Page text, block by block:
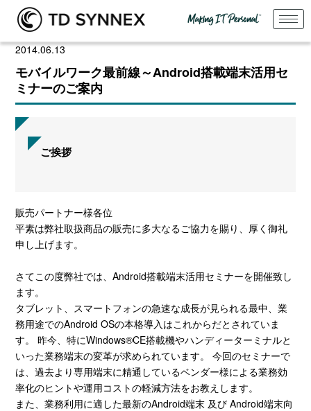
2014.06.13
モバイルワーク最前線～Android搭載端末活用セ
ミナーのご案内
ご挨拶
販売パートナー様各位
平素は弊社取扱商品の販売に多大なるご協力を賜り、厚く御礼
申し上げます。
さてこの度弊社では、Android搭載端末活用セミナーを開催致し
ます。
タブレット、スマートフォンの急速な成長が見られる最中、業
務用途でのAndroid OSの本格導入はこれからだとされていま
す。 昨今、特にWindows®CE搭載機やハンディーターミナルと
いった業務端末の変革が求められています。 今回のセミナーで
は、過去より専用端末に精通しているベンダー様による業務効
率化のヒントや運用コストの軽減方法をお教えします。
また、業務利用に適した最新のAndroid端末 及び Android端末向